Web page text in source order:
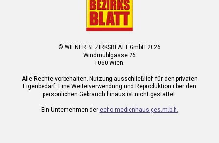
© WIENER BEZIRKSBLATT GmbH 2026
Windmühlgasse 26
1060 Wien.
Alle Rechte vorbehalten. Nutzung ausschließlich für den privaten
Eigenbedarf. Eine Weiterverwendung und Reproduktion über den
persönlichen Gebrauch hinaus ist nicht gestattet.
Ein Unternehmen der echo medienhaus ges.m.b.h.